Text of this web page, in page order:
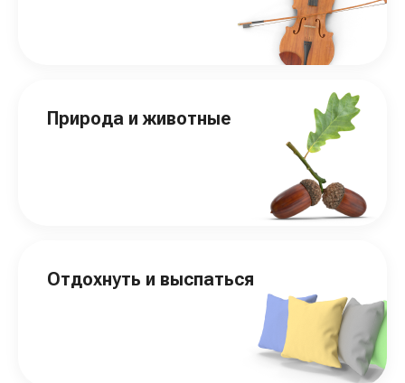
Природа и животные
Отдохнуть и выспаться